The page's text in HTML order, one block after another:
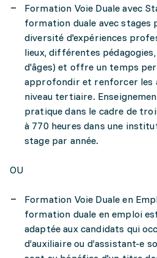
Formation Voie Duale avec
formation duale avec stages
diversité d'expériences
lieux, différentes
d'âges) et offre un temps
approfondir et renforcer les
niveau tertiaire.
pratique dans le cadre de
à 770 heures dans une
stage par année.
OU
Formation Voie Duale en
formation duale en emploi
adaptée aux candidats qui
d’auxiliaire ou d’assistant-e